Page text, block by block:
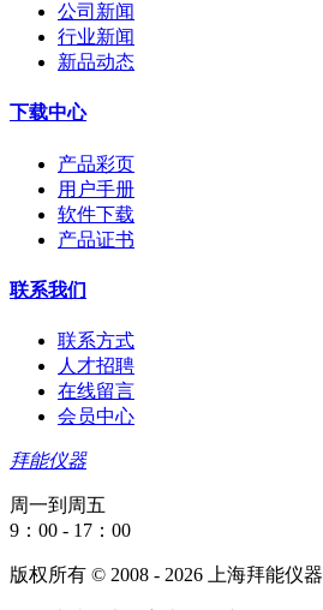
公司新闻
行业新闻
新品动态
下载中心
产品彩页
用户手册
软件下载
产品证书
联系我们
联系方式
人才招聘
在线留言
会员中心
拜能仪器
周一到周五
9：00 - 17：00
版权所有 © 2008 - 2026 上海拜能仪